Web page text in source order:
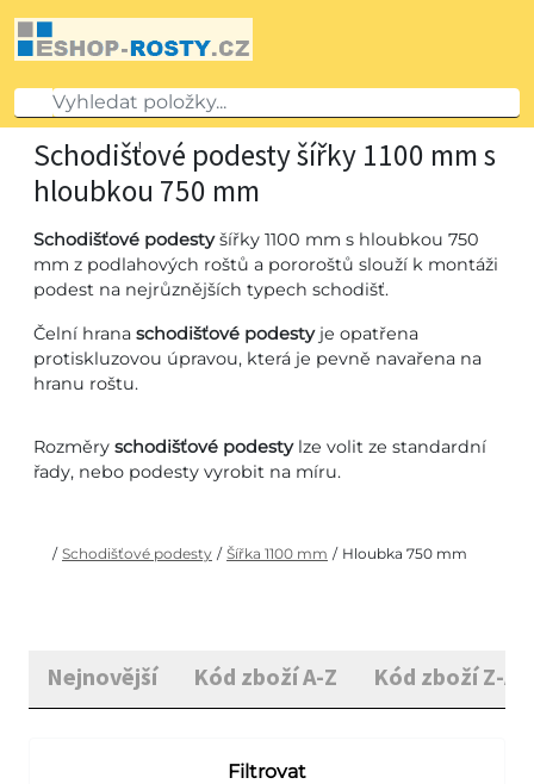
Schodišťové podesty šířky 1100 mm s
hloubkou 750 mm
Schodišťové podestyšířky 1100 mm s hloubkou 750
mm z podlahových roštů a pororoštů slouží k montáži
podest na nejrůznějších typech schodišť.
Čelní hrana schodišťové podestyje opatřena
protiskluzovou úpravou, která je pevně navařena na
hranu roštu.
Rozměry schodišťové podestylze volit ze standardní
řady, nebo podesty vyrobit na míru.
/ Schodišťové podesty / Šířka 1100 mm / Hloubka 750 mm
Nejnovější Kód zboží A-Z Kód zboží Z-A
Filtrovat